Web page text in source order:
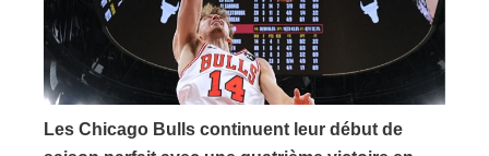
Les Chicago Bulls continuent leur début de